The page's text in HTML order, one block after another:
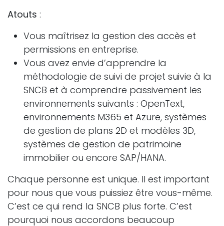
Atouts :
Vous maîtrisez la gestion des accès et
permissions en entreprise.
Vous avez envie d’apprendre la
méthodologie de suivi de projet suivie à la
SNCB et à comprendre passivement les
environnements suivants : OpenText,
environnements M365 et Azure, systèmes
de gestion de plans 2D et modèles 3D,
systèmes de gestion de patrimoine
immobilier ou encore SAP/HANA.
Chaque personne est unique. Il est important
pour nous que vous puissiez être vous-même.
C’est ce qui rend la SNCB plus forte. C’est
pourquoi nous accordons beaucoup